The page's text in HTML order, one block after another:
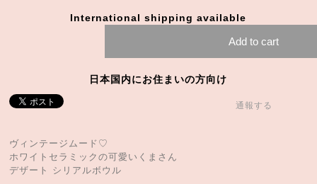
International shipping available
Add to cart
日本国内にお住まいの方向け
通報する
ヴィンテージムード♡
ホワイトセラミックの可愛いくまさん
デザート シリアルボウル